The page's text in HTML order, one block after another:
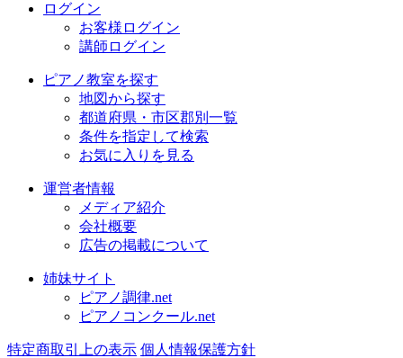
ログイン
お客様ログイン
講師ログイン
ピアノ教室を探す
地図から探す
都道府県・市区郡別一覧
条件を指定して検索
お気に入りを見る
運営者情報
メディア紹介
会社概要
広告の掲載について
姉妹サイト
ピアノ調律.net
ピアノコンクール.net
特定商取引上の表示 個人情報保護方針